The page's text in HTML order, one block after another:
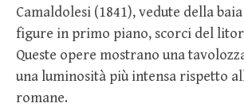
Camaldolesi (1841), vedute della
figure in primo piano, scorci del
Queste opere mostrano una
una luminosità più intensa rispetto
romane.